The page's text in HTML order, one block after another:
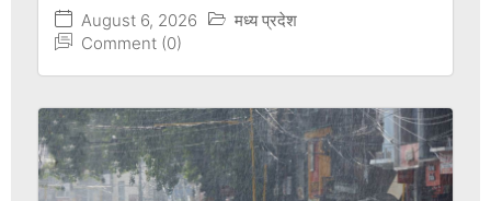
August 6, 2026
मध्य प्रदेश
Comment (0)